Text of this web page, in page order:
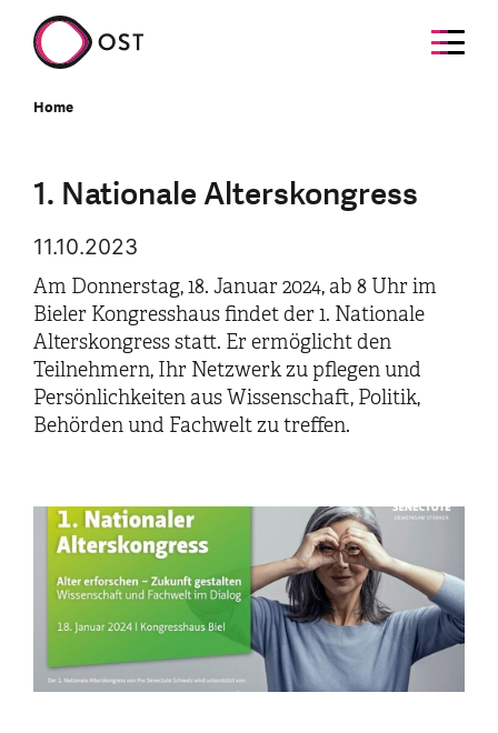
Home
1. Nationale Alterskongress
11.10.2023
Am Donnerstag, 18. Januar 2024, ab 8 Uhr im
Bieler Kongresshaus findet der 1. Nationale
Alterskongress statt. Er ermöglicht den
Teilnehmern, Ihr Netzwerk zu pflegen und
Persönlichkeiten aus Wissenschaft, Politik,
Behörden und Fachwelt zu treffen.